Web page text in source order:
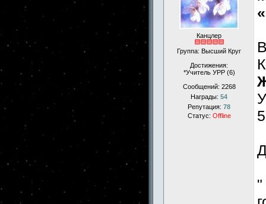
Канцлер
Группа: Высший Круг
Достижения:
*Учитель УРР (6)
Сообщений: 2268
Награды: 54
Репутация: 78
Статус: Offline
"